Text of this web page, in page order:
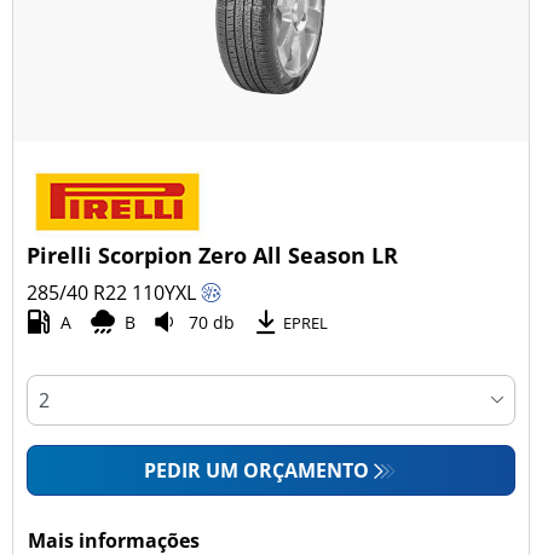
Pirelli Scorpion Zero All Season LR
285/40 R22 110YXL
A B 70 db EPREL
PEDIR UM ORÇAMENTO
Mais informações